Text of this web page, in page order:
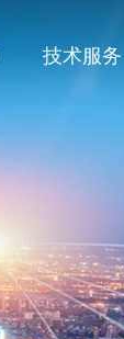
技术服务